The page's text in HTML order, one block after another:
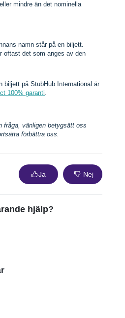
mindre än det nominella
namn står på en biljett.
oftast det som anges av den
biljett på StubHub International är
100% garanti.
fråga, vänligen betygsätt oss
förbättra oss.
Ja Nej
hjälp?